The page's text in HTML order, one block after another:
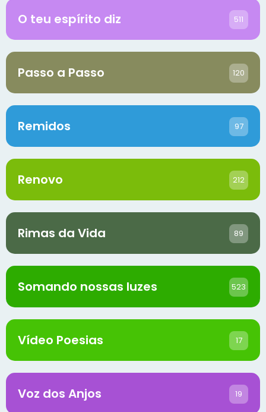
O teu espírito diz 511
Passo a Passo 120
Remidos 97
Renovo 212
Rimas da Vida 89
Somando nossas luzes 523
Vídeo Poesias 17
Voz dos Anjos 19